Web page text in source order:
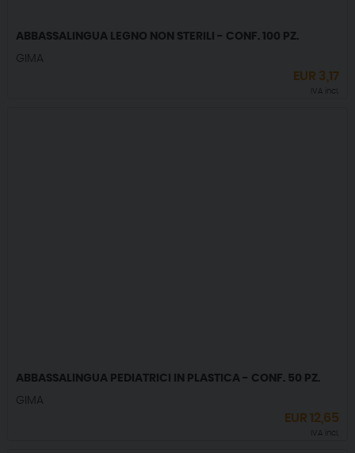
ABBASSALINGUA LEGNO NON STERILI - CONF. 100 PZ.
GIMA
EUR 3,17
IVA incl.
ABBASSALINGUA PEDIATRICI IN PLASTICA - CONF. 50 PZ.
GIMA
EUR12,65
IVA incl.